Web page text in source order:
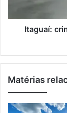
e
o
c
o
s
Itaguaí:
Matérias